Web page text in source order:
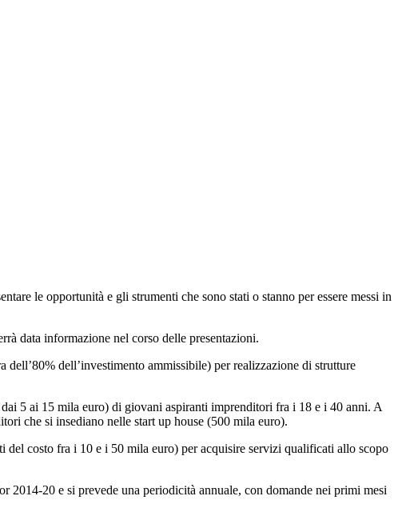
le opportunità e gli strumenti che sono stati o stanno per essere messi in
data informazione nel corso delle presentazioni.
dell’investimento ammissibile) per realizzazione di strutture
5 ai 15 mila euro) di giovani aspiranti imprenditori fra i 18 e i 40 anni. A
che si insediano nelle start up house (500 mila euro).
costo fra i 10 e i 50 mila euro) per acquisire servizi qualificati allo scopo
2014-20 e si prevede una periodicità annuale, con domande nei primi mesi